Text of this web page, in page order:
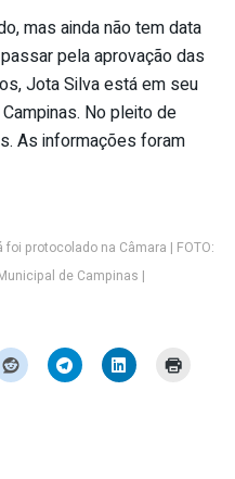
mas ainda não tem data
pela aprovação das
Jota Silva está em seu
No pleito de
As informações foram
protocolado na Câmara | FOTO:
de Campinas |